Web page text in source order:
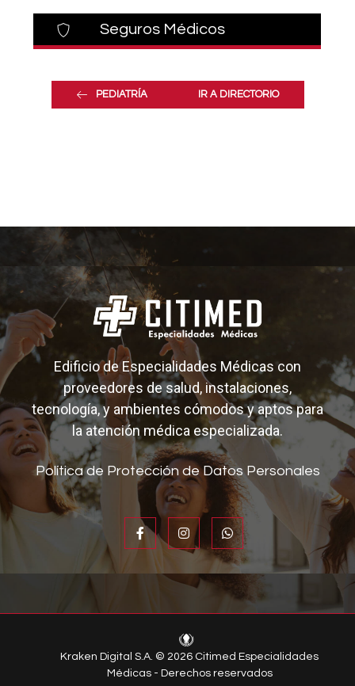
Seguros Médicos
PEDIATRÍA IR A DIRECTORIO
Edificio de Especialidades Médicas con
proveedores de salud, instalaciones,
tecnología, y ambientes cómodos y aptos para
la atención médica especializada.
Política de Protección de Datos Personales
Kraken Digital S.A. © 2026 Citimed Especialidades
Médicas - Derechos reservados